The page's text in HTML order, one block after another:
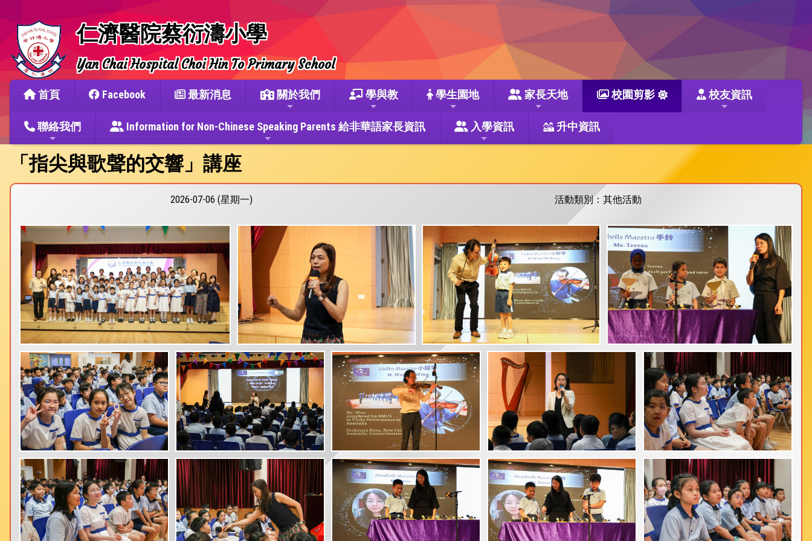
仁濟醫院蔡衍濤小學
Yan Chai Hospital Choi Hin To Primary School
首頁 Facebook 最新消息 關於我們 學與教 學生園地 家長天地 校園剪影 校友資訊
聯絡我們 Information for Non-Chinese Speaking Parents 給非華語家長資訊 入學資訊 升中資訊
「指尖與歌聲的交響」講座
2026-07-06 (星期一) 活動類別：其他活動